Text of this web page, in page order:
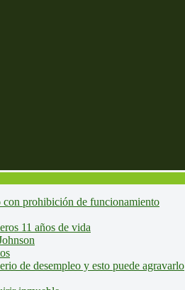
con prohibición de funcionamiento
11 años de vida
de desempleo y esto puede agravarlo